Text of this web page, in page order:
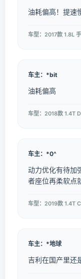
油耗偏高！提速
车型：2017款 1.8L
车主：*bit
油耗偏高
车型：2018款 1.4T
车主：*0^
动力优化有待加
者座位再柔软点
车型：2019款 1.4T
车主：*地球
吉利在国产里还